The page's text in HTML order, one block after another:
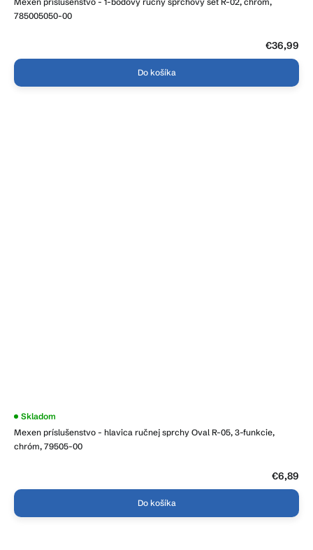
785005050-00
€36,99
Do košíka
Mexen príslušenstvo - hlavica ručnej sprchy Oval R-05, 3-funkcie,
chróm, 79505-00
Skladom
€6,89
Do košíka